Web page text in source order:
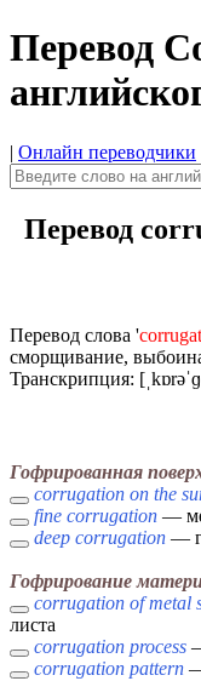
Перевод
| Онлайн переводчики
Перевод
Перевод слова '
сморщивание,
Транскрипция:
Гофрированная
corrugation on the
fine corrugation —
deep corrugation —
Гофрирование
corrugation of metal
листа
corrugation process
corrugation pattern